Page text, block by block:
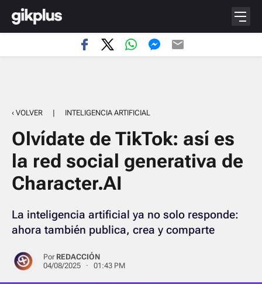
‹ VOLVER | INTELIGENCIA ARTIFICIAL
Olvídate de TikTok: así es
la red social generativa de
Character.AI
La inteligencia artificial ya no solo responde:
ahora también publica, crea y comparte
Por REDACCIÓN
04/08/2025 · 01:43 PM